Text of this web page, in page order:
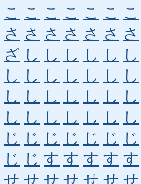
こ こ こ こ こ こ こ
さ さ さ さ さ さ さ
ざ し し し し し し
し し し し し し し
し し し し し し し
し し し し し し し
じ じ じ じ じ じ じ
じ じ す す す す す
せ せ せ せ せ せ せ